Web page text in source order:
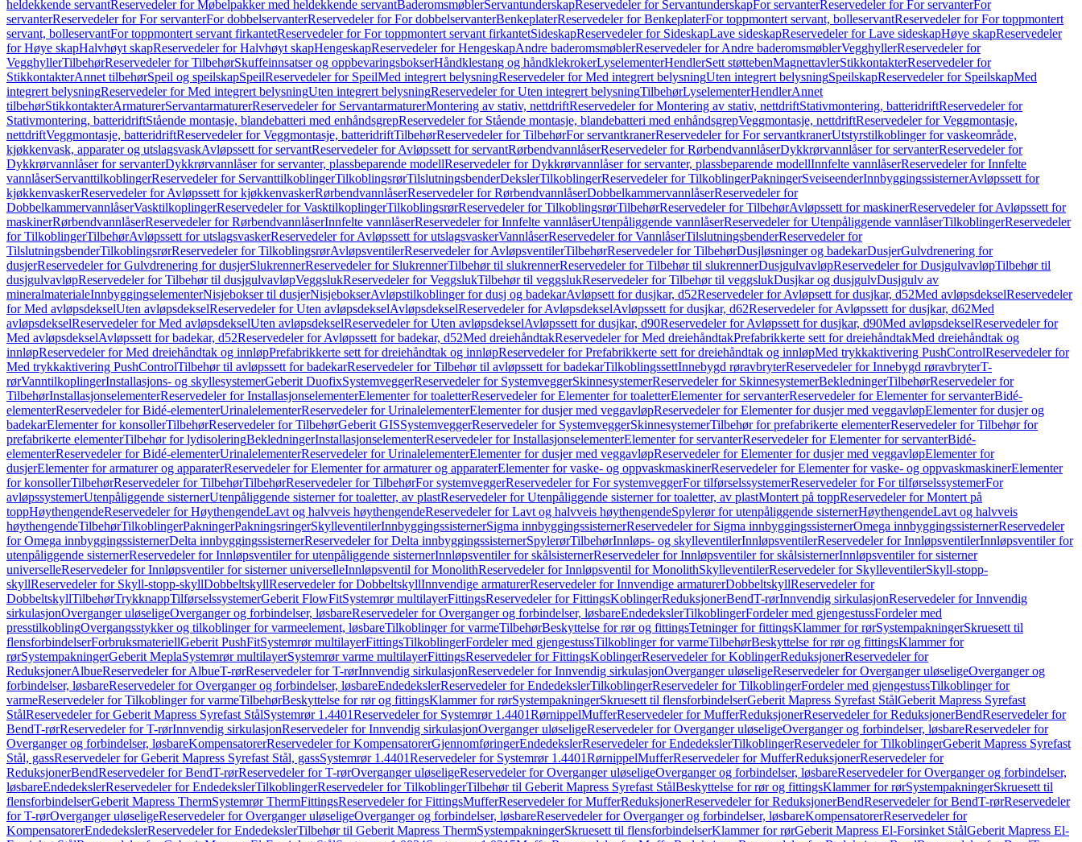
heldekkende servantReservedeler for Møbelpakker med heldekkende servantBaderomsmøblerServantunderskapReservedeler for ServantunderskapFor servanterReservedeler for For servanterFor
servanterReservedeler for For servanterFor dobbelservanterReservedeler for For dobbelservanterBenkeplaterReservedeler for BenkeplaterFor toppmontert servant, bolleservantReservedeler for For toppmontert
servant, bolleservantFor toppmontert servant firkantetReservedeler for For toppmontert servant firkantetSideskapReservedeler for SideskapLave sideskapReservedeler for Lave sideskapHøye skapReservedeler
for Høye skapHalvhøyt skapReservedeler for Halvhøyt skapHengeskapReservedeler for HengeskapAndre baderomsmøblerReservedeler for Andre baderomsmøblerVegghyllerReservedeler for
VegghyllerTilbehørReservedeler for TilbehørSkuffeinnsatser og oppbevaringsbokserHåndklestang og håndklekrokerLyselementerHendlerSett støttebenMagnettavlerStikkontakterReservedeler for
StikkontakterAnnet tilbehørSpeil og speilskapSpeilReservedeler for SpeilMed integrert belysningReservedeler for Med integrert belysningUten integrert belysningSpeilskapReservedeler for SpeilskapMed
integrert belysningReservedeler for Med integrert belysningUten integrert belysningReservedeler for Uten integrert belysningTilbehørLyselementerHendlerAnnet
tilbehørStikkontakterArmaturerServantarmaturerReservedeler for ServantarmaturerMontering av stativ, nettdriftReservedeler for Montering av stativ, nettdriftStativmontering, batteridriftReservedeler for
Stativmontering, batteridriftStående montasje, blandebatteri med enhåndsgrepReservedeler for Stående montasje, blandebatteri med enhåndsgrepVeggmontasje, nettdriftReservedeler for Veggmontasje,
nettdriftVeggmontasje, batteridriftReservedeler for Veggmontasje, batteridriftTilbehørReservedeler for TilbehørFor servantkranerReservedeler for For servantkranerUtstyrstilkoblinger for vaskeområde,
kjøkkenvask, apparater og utslagsvaskAvløpssett for servantReservedeler for Avløpssett for servantRørbendvannlåserReservedeler for RørbendvannlåserDykkrørvannlåser for servanterReservedeler for
Dykkrørvannlåser for servanterDykkrørvannlåser for servanter, plassbeparende modellReservedeler for Dykkrørvannlåser for servanter, plassbeparende modellInnfelte vannlåserReservedeler for Innfelte
vannlåserServanttilkoblingerReservedeler for ServanttilkoblingerTilkoblingsrørTilslutningsbenderDekslerTilkoblingerReservedeler for TilkoblingerPakningerSveiseenderInnbyggingssisternerAvløpssett for
kjøkkenvaskerReservedeler for Avløpssett for kjøkkenvaskerRørbendvannlåserReservedeler for RørbendvannlåserDobbelkammervannlåserReservedeler for
DobbelkammervannlåserVasktilkoplingerReservedeler for VasktilkoplingerTilkoblingsrørReservedeler for TilkoblingsrørTilbehørReservedeler for TilbehørAvløpssett for maskinerReservedeler for Avløpssett for
maskinerRørbendvannlåserReservedeler for RørbendvannlåserInnfelte vannlåserReservedeler for Innfelte vannlåserUtenpåliggende vannlåserReservedeler for Utenpåliggende vannlåserTilkoblingerReservedeler
for TilkoblingerTilbehørAvløpssett for utslagsvaskerReservedeler for Avløpssett for utslagsvaskerVannlåserReservedeler for VannlåserTilslutningsbenderReservedeler for
TilslutningsbenderTilkoblingsrørReservedeler for TilkoblingsrørAvløpsventilerReservedeler for AvløpsventilerTilbehørReservedeler for TilbehørDusjløsninger og badekarDusjerGulvdrenering for
dusjerReservedeler for Gulvdrenering for dusjerSlukrennerReservedeler for SlukrennerTilbehør til slukrennerReservedeler for Tilbehør til slukrennerDusjgulvavløpReservedeler for DusjgulvavløpTilbehør til
dusjgulvavløpReservedeler for Tilbehør til dusjgulvavløpVeggslukReservedeler for VeggslukTilbehør til veggslukReservedeler for Tilbehør til veggslukDusjkar og dusjgulvDusjgulv av
mineralmaterialeInnbyggingselementerNisjebokser til dusjerNisjebokserAvløpstilkoblinger for dusj og badekarAvløpsett for dusjkar, d52Reservedeler for Avløpsett for dusjkar, d52Med avløpsdekselReservedeler
for Med avløpsdekselUten avløpsdekselReservedeler for Uten avløpsdekselAvløpsdekselReservedeler for AvløpsdekselAvløpssett for dusjkar, d62Reservedeler for Avløpssett for dusjkar, d62Med
avløpsdekselReservedeler for Med avløpsdekselUten avløpsdekselReservedeler for Uten avløpsdekselAvløpssett for dusjkar, d90Reservedeler for Avløpssett for dusjkar, d90Med avløpsdekselReservedeler for
Med avløpsdekselAvløpssett for badekar, d52Reservedeler for Avløpssett for badekar, d52Med dreiehåndtakReservedeler for Med dreiehåndtakPrefabrikkerte sett for dreiehåndtakMed dreiehåndtak og
innløpReservedeler for Med dreiehåndtak og innløpPrefabrikkerte sett for dreiehåndtak og innløpReservedeler for Prefabrikkerte sett for dreiehåndtak og innløpMed trykkaktivering PushControlReservedeler for
Med trykkaktivering PushControlTilbehør til avløpssett for badekarReservedeler for Tilbehør til avløpssett for badekarTilkoblingssettInnebygd røravbryterReservedeler for Innebygd røravbryterT-
rørVanntilkoplingerInstallasjons- og skyllesystemerGeberit DuofixSystemveggerReservedeler for SystemveggerSkinnesystemerReservedeler for SkinnesystemerBekledningerTilbehørReservedeler for
TilbehørInstallasjonselementerReservedeler for InstallasjonselementerElementer for toaletterReservedeler for Elementer for toaletterElementer for servanterReservedeler for Elementer for servanterBidé-
elementerReservedeler for Bidé-elementerUrinalelementerReservedeler for UrinalelementerElementer for dusjer med veggavløpReservedeler for Elementer for dusjer med veggavløpElementer for dusjer og
badekarElementer for konsollerTilbehørReservedeler for TilbehørGeberit GISSystemveggerReservedeler for SystemveggerSkinnesystemerTilbehør for prefabrikerte elementerReservedeler for Tilbehør for
prefabrikerte elementerTilbehør for lydisoleringBekledningerInstallasjonselementerReservedeler for InstallasjonselementerElementer for servanterReservedeler for Elementer for servanterBidé-
elementerReservedeler for Bidé-elementerUrinalelementerReservedeler for UrinalelementerElementer for dusjer med veggavløpReservedeler for Elementer for dusjer med veggavløpElementer for
dusjerElementer for armaturer og apparaterReservedeler for Elementer for armaturer og apparaterElementer for vaske- og oppvaskmaskinerReservedeler for Elementer for vaske- og oppvaskmaskinerElementer
for konsollerTilbehørReservedeler for TilbehørTilbehørReservedeler for TilbehørFor systemveggerReservedeler for For systemveggerFor tilførselssystemerReservedeler for For tilførselssystemerFor
avløpssystemerUtenpåliggende sisternerUtenpåliggende sisterner for toaletter, av plastReservedeler for Utenpåliggende sisterner for toaletter, av plastMontert på toppReservedeler for Montert på
toppHøythengendeReservedeler for HøythengendeLavt og halvveis høythengendeReservedeler for Lavt og halvveis høythengendeSpylerør for utenpåliggende sisternerHøythengendeLavt og halvveis
høythengendeTilbehørTilkoblingerPakningerPakningsringerSkylleventilerInnbyggingssisternerSigma innbyggingssisternerReservedeler for Sigma innbyggingssisternerOmega innbyggingssisternerReservedeler
for Omega innbyggingssisternerDelta innbyggingssisternerReservedeler for Delta innbyggingssisternerSpylerørTilbehørInnløps- og skylleventilerInnløpsventilerReservedeler for InnløpsventilerInnløpsventiler for
utenpåliggende sisternerReservedeler for Innløpsventiler for utenpåliggende sisternerInnløpsventiler for skålsisternerReservedeler for Innløpsventiler for skålsisternerInnløpsventiler for sisterner
universelleReservedeler for Innløpsventiler for sisterner universelleInnløpsventil for MonolithReservedeler for Innløpsventil for MonolithSkylleventilerReservedeler for SkylleventilerSkyll-stopp-
skyllReservedeler for Skyll-stopp-skyllDobbeltskyllReservedeler for DobbeltskyllInnvendige armaturerReservedeler for Innvendige armaturerDobbeltskyllReservedeler for
DobbeltskyllTilbehørTrykknappTilførselssystemerGeberit FlowFitSystemrør multilayerFittingsReservedeler for FittingsKoblingerReduksjonerBendT-rørInnvendig sirkulasjonReservedeler for Innvendig
sirkulasjonOverganger uløseligeOverganger og forbindelser, løsbareReservedeler for Overganger og forbindelser, løsbareEndedekslerTilkoblingerFordeler med gjengestussFordeler med
presstilkoblingOvergangsstykker og tilkoblinger for varmeelement, løsbareTilkoblinger for varmeTilbehørBeskyttelse for rør og fittingsTetninger for fittingsKlammer for rørSystempakningerSkruesett til
flensforbindelserForbruksmateriellGeberit PushFitSystemrør multilayerFittingsTilkoblingerFordeler med gjengestussTilkoblinger for varmeTilbehørBeskyttelse for rør og fittingsKlammer for
rørSystempakningerGeberit MeplaSystemrør multilayerSystemrør varme multilayerFittingsReservedeler for FittingsKoblingerReservedeler for KoblingerReduksjonerReservedeler for
ReduksjonerAlbueReservedeler for AlbueT-rørReservedeler for T-rørInnvendig sirkulasjonReservedeler for Innvendig sirkulasjonOverganger uløseligeReservedeler for Overganger uløseligeOverganger og
forbindelser, løsbareReservedeler for Overganger og forbindelser, løsbareEndedekslerReservedeler for EndedekslerTilkoblingerReservedeler for TilkoblingerFordeler med gjengestussTilkoblinger for
varmeReservedeler for Tilkoblinger for varmeTilbehørBeskyttelse for rør og fittingsKlammer for rørSystempakningerSkruesett til flensforbindelserGeberit Mapress Syrefast StålGeberit Mapress Syrefast
StålReservedeler for Geberit Mapress Syrefast StålSystemrør 1.4401Reservedeler for Systemrør 1.4401RørnippelMufferReservedeler for MufferReduksjonerReservedeler for ReduksjonerBendReservedeler for
BendT-rørReservedeler for T-rørInnvendig sirkulasjonReservedeler for Innvendig sirkulasjonOverganger uløseligeReservedeler for Overganger uløseligeOverganger og forbindelser, løsbareReservedeler for
Overganger og forbindelser, løsbareKompensatorerReservedeler for KompensatorerGjennomføringerEndedekslerReservedeler for EndedekslerTilkoblingerReservedeler for TilkoblingerGeberit Mapress Syrefast
Stål, gassReservedeler for Geberit Mapress Syrefast Stål, gassSystemrør 1.4401Reservedeler for Systemrør 1.4401RørnippelMufferReservedeler for MufferReduksjonerReservedeler for
ReduksjonerBendReservedeler for BendT-rørReservedeler for T-rørOverganger uløseligeReservedeler for Overganger uløseligeOverganger og forbindelser, løsbareReservedeler for Overganger og forbindelser,
løsbareEndedekslerReservedeler for EndedekslerTilkoblingerReservedeler for TilkoblingerTilbehør til Geberit Mapress Syrefast StålBeskyttelse for rør og fittingsKlammer for rørSystempakningerSkruesett til
flensforbindelserGeberit Mapress ThermSystemrør ThermFittingsReservedeler for FittingsMufferReservedeler for MufferReduksjonerReservedeler for ReduksjonerBendReservedeler for BendT-rørReservedeler
for T-rørOverganger uløseligeReservedeler for Overganger uløseligeOverganger og forbindelser, løsbareReservedeler for Overganger og forbindelser, løsbareKompensatorerReservedeler for
KompensatorerEndedekslerReservedeler for EndedekslerTilbehør til Geberit Mapress ThermSystempakningerSkruesett til flensforbindelserKlammer for rørGeberit Mapress El-Forsinket StålGeberit Mapress El-